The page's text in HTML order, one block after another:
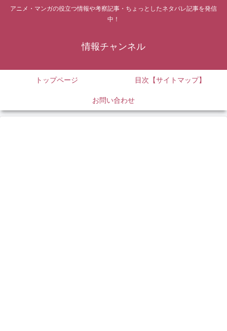
アニメ・マンガの役立つ情報や考察記事・ちょっとしたネタバレ記事を発信
中！
情報チャンネル
トップページ 目次【サイトマップ】
お問い合わせ